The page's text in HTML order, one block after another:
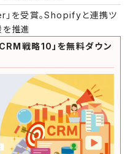
を受賞。Shopifyと連携ツ
を推進
戦略10」を無料ダウン